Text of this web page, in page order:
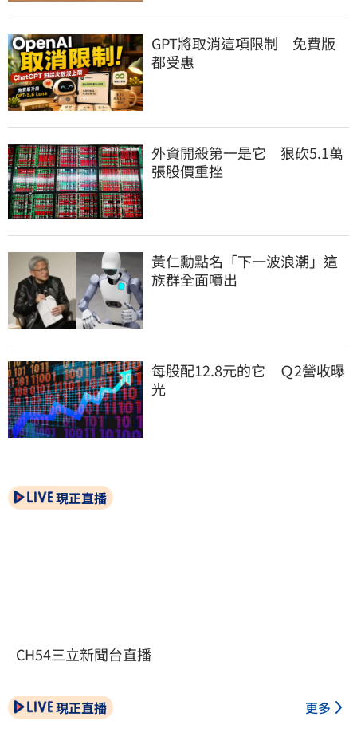
GPT將取消這項限制　免費版
都受惠
外資開殺第一是它　狠砍5.1萬
張股價重挫
黃仁勳點名「下一波浪潮」這
族群全面噴出
每股配12.8元的它　Ｑ2營收曝
光
現正直播
CH54三立新聞台直播
現正直播 更多